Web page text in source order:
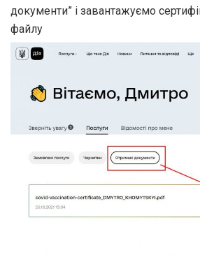
документи” і завантажуємо
файлу